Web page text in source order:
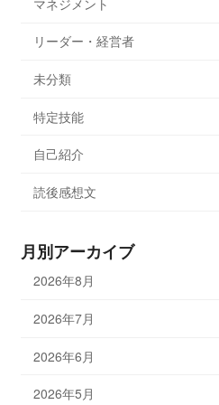
リーダー・経営者
未分類
特定技能
自己紹介
読後感想文
月別アーカイブ
2026年8月
2026年7月
2026年6月
2026年5月